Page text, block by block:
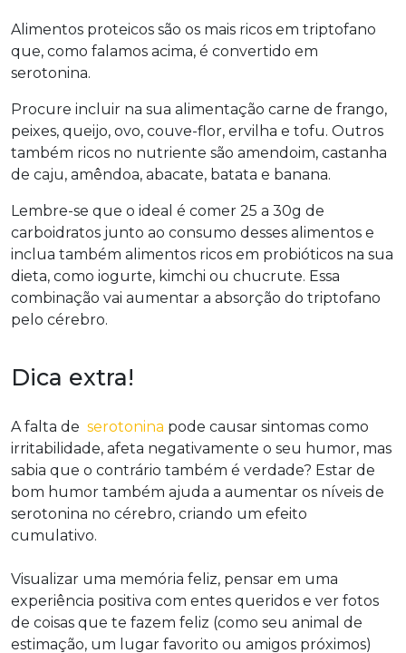
Alimentos proteicos são os mais ricos em triptofano
que, como falamos acima, é convertido em
serotonina.
Procure incluir na sua alimentação carne de frango,
peixes, queijo, ovo, couve-flor, ervilha e tofu. Outros
também ricos no nutriente são amendoim, castanha
de caju, amêndoa, abacate, batata e banana.
Lembre-se que o ideal é comer 25 a 30g de
carboidratos junto ao consumo desses alimentos e
inclua também alimentos ricos em probióticos na sua
dieta, como iogurte, kimchi ou chucrute. Essa
combinação vai aumentar a absorção do triptofano
pelo cérebro.
Dica extra!
A falta de serotonina pode causar sintomas como
irritabilidade, afeta negativamente o seu humor, mas
sabia que o contrário também é verdade? Estar de
bom humor também ajuda a aumentar os níveis de
serotonina no cérebro, criando um efeito
cumulativo.
Visualizar uma memória feliz, pensar em uma
experiência positiva com entes queridos e ver fotos
de coisas que te fazem feliz (como seu animal de
estimação, um lugar favorito ou amigos próximos)